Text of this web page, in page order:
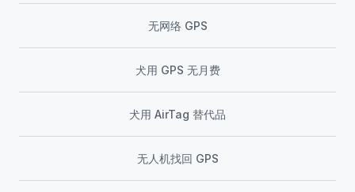
无网络 GPS
犬用 GPS 无月费
犬用 AirTag 替代品
无人机找回 GPS